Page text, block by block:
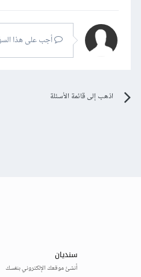
أجب على هذا
اذهب إلى قائمة الأسئلة